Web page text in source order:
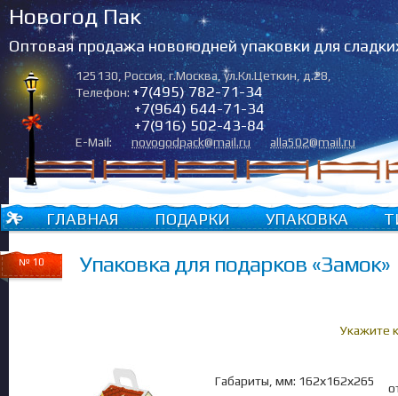
Новогод Пак
Оптовая продажа новогодней упаковки для
125130,Россия,г.Москва,ул.Кл.Цеткин, д.28
Телефон: +7(495) 782-71-34
+7(964) 644-71-34
+7(916) 502-43-84
E-Mail: novogodpack@mail.ru alla502@mail.ru
ГЛАВНАЯ ПОДАРКИ УПАКОВКА
№ 10 Упаковка для подарков «Замок»
Укажите
Габариты, мм: 162х162х265